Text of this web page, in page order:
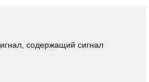
содержащий сигнал